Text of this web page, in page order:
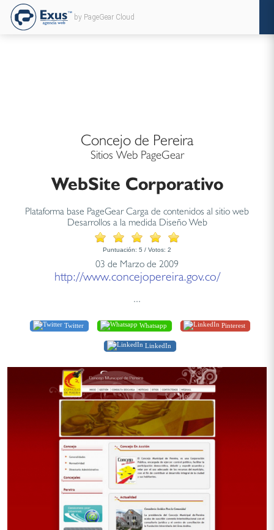
by PageGear Cloud
Concejo de Pereira
Sitios Web PageGear
WebSite Corporativo
Plataforma base PageGear Carga de contenidos al sitio web
Desarrollos a la medida Diseño Web
Puntuación: 5 / Votos: 2
03 de Marzo de 2009
http://www.concejopereira.gov.co/
...
Twitter Whatsapp Pinterest
LinkedIn